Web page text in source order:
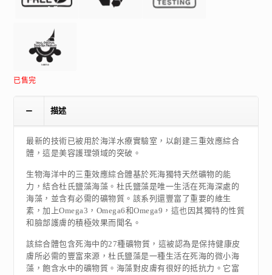
已售完
描述
最新的技術已被用於海洋水療實驗室，以創建三重效應綜合
體，這是美容護理領域的突破。
生物海洋中的三重效應綜合體基於死海獨特天然礦物的能
力，結合杜氏鹽藻海藻。杜氏鹽藻是唯一生活在死海深處的
海藻，並含有必需的礦物質。該系列還豐富了重要的維生
素，加上Omega3，Omega6和Omega9，這也因其獨特的性質
和臉部護膚的積極效果而聞名。
該綜合體包含死海中的27種礦物質，這被認為是保持健康皮
膚所必需的豐富來源，杜氏鹽藻是一種生活在死海的微小海
藻，飽含水中的礦物質。海藻對皮膚有很好的抵抗力。它富